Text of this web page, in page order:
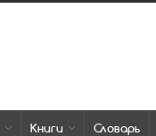
Книги Словарь